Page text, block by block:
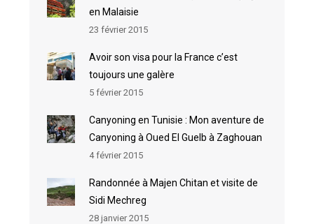
en Malaisie
23 février 2015
Avoir son visa pour la France c’est
toujours une galère
5 février 2015
Canyoning en Tunisie : Mon aventure de
Canyoning à Oued El Guelb à Zaghouan
4 février 2015
Randonnée à Majen Chitan et visite de
Sidi Mechreg
28 janvier 2015